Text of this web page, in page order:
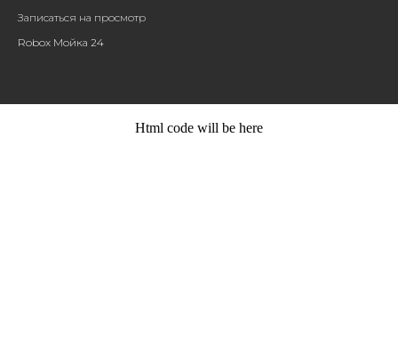
Записаться на просмотр
Robox Мойка 24
Html code will be here